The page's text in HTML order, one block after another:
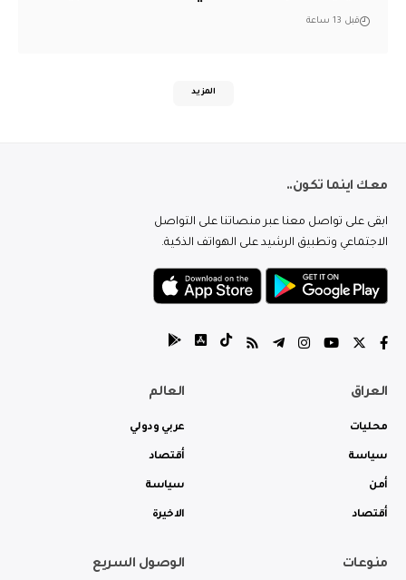
قبل 13 ساعة
المزيد
معك اينما تكون..
ابقى على تواصل معنا عبر منصاتنا على التواصل
الاجتماعي وتطبيق الرشيد على الهواتف الذكية.
العراق
محليات
سياسة
أمن
أقتصاد
العالم
عربي ودولي
أقتصاد
سياسة
الاخيرة
منوعات الوصول السريع